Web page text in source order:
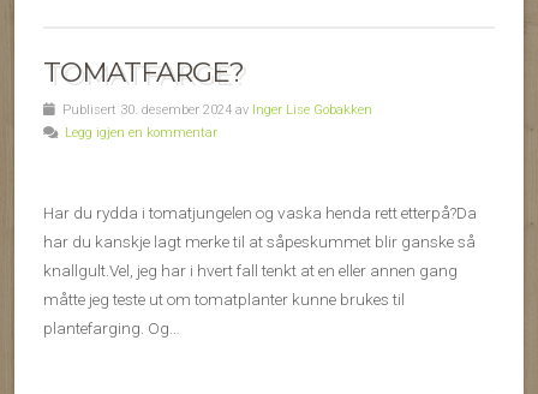
TOMATFARGE?
Publisert 30. desember 2024 av Inger Lise Gobakken
Legg igjen en kommentar
Har du rydda i tomatjungelen og vaska henda rett etterpå?Da
har du kanskje lagt merke til at såpeskummet blir ganske så
knallgult.Vel, jeg har i hvert fall tenkt at en eller annen gang
måtte jeg teste ut om tomatplanter kunne brukes til
plantefarging. Og…